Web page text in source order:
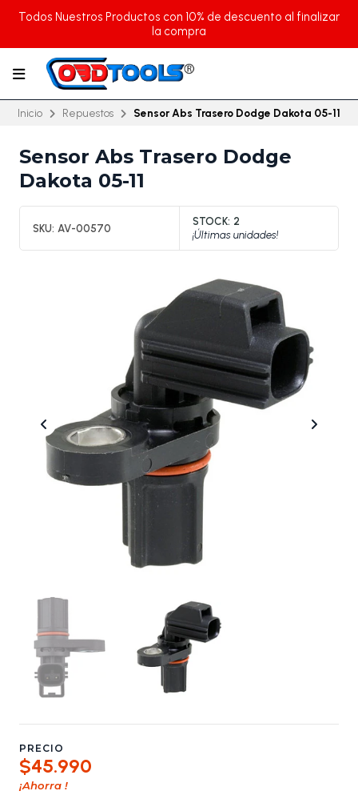
Todos Nuestros Productos con 10% de descuento al finalizar
la compra
Inicio Repuestos Sensor Abs Trasero Dodge Dakota 05-11
Sensor Abs Trasero Dodge
Dakota 05-11
SKU: AV-00570
STOCK: 2
¡Últimas unidades!
PRECIO
$45.990
¡Ahorra !